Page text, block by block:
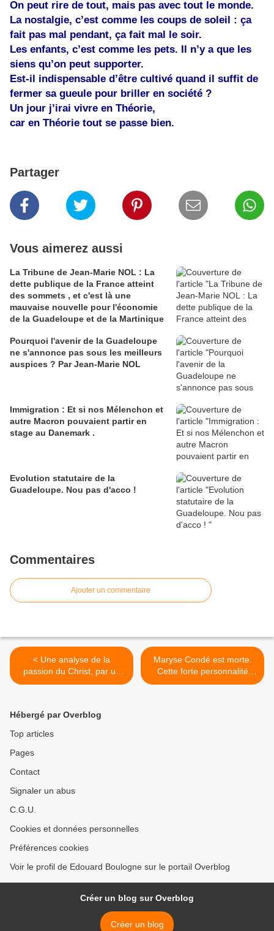
On peut rire de tout, mais pas avec tout le monde.
La nostalgie, c’est comme les coups de soleil : ça
fait pas mal pendant, ça fait mal le soir.
Les enfants, c’est comme les pets. Il n’y a que les
siens qu’on peut supporter.
Est-il indispensable d’être cultivé quand il suffit de
fermer sa gueule pour briller en société ?
Un jour j’irai vivre en Théorie,
car en Théorie tout se passe bien.
Partager
Vous aimerez aussi
La Tribune de Jean-Marie NOL : La
dette publique de la France atteint
des sommets , et c'est là une
mauvaise nouvelle pour l'économie
de la Guadeloupe et de la Martinique
Pourquoi l'avenir de la Guadeloupe
ne s'annonce pas sous les meilleurs
auspices ? Par Jean-Marie NOL
Immigration : Et si nos Mélenchon et
autre Macron pouvaient partir en
stage au Danemark .
Evolution statutaire de la
Guadeloupe. Nou pas d'acco !
Commentaires
Ajouter un commentaire
< Une analyse de la
passion du Christ, par un
médecin spécialiste,
Maryse Condé est morte.
Cette forte personnalité
n'aurait pas aimé être trop
Hébergé par Overblog
Top articles
Pages
Contact
Signaler un abus
C.G.U.
Cookies et données personnelles
Préférences cookies
Voir le profil de Edouard Boulogne sur le portail Overblog
Créer un blog sur Overblog
Créer un blog